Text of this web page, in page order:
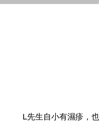
L先生自小有濕疹，